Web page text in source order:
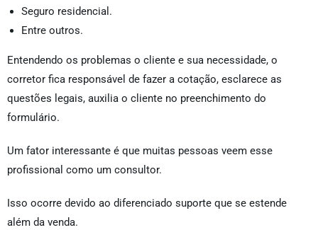
Seguro residencial.
Entre outros.
Entendendo os problemas o cliente e sua necessidade, o
corretor fica responsável de fazer a cotação, esclarece as
questões legais, auxilia o cliente no preenchimento do
formulário.
Um fator interessante é que muitas pessoas veem esse
profissional como um consultor.
Isso ocorre devido ao diferenciado suporte que se estende
além da venda.